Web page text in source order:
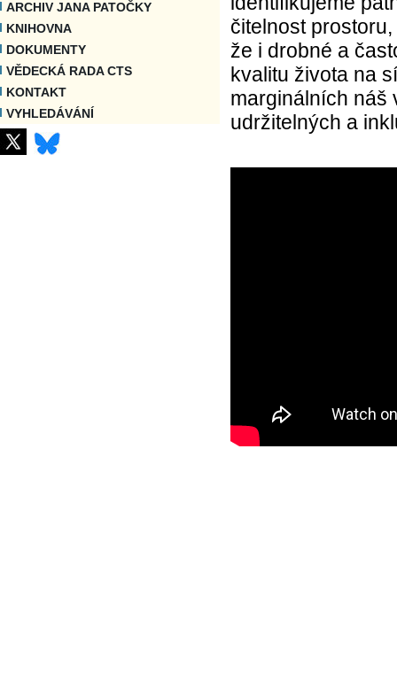
ARCHIV JANA PATOČKY
KNIHOVNA
DOKUMENTY
VĚDECKÁ RADA CTS
KONTAKT
VYHLEDÁVÁNÍ
čitelnost
že i drobné a
kvalitu života na
marginálních náš
udržitelných a